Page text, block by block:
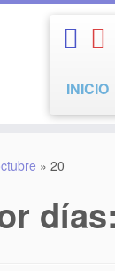
INICIO
» 20
días: